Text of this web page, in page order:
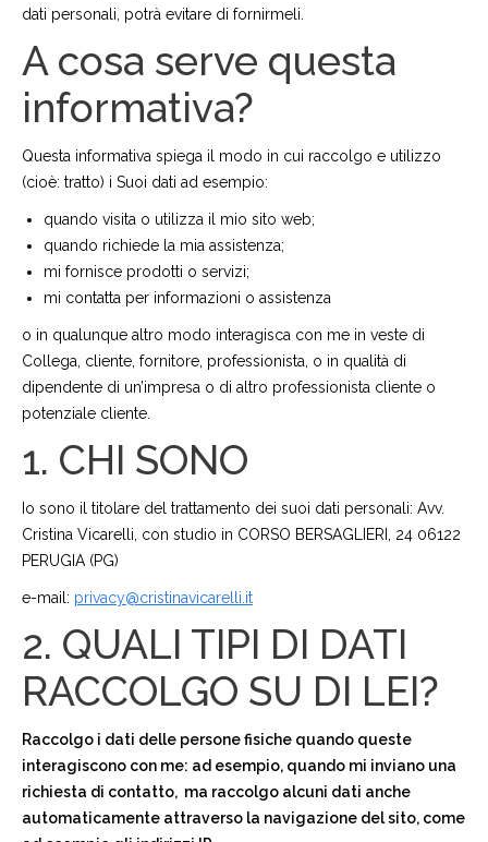
dati personali, potrà evitare di fornirmeli.
A cosa serve questa
informativa?
Questa informativa spiega il modo in cui raccolgo e utilizzo
(cioè: tratto) i Suoi dati ad esempio:
quando visita o utilizza il mio sito web;
quando richiede la mia assistenza;
mi fornisce prodotti o servizi;
mi contatta per informazioni o assistenza
o in qualunque altro modo interagisca con me in veste di
Collega, cliente, fornitore, professionista, o in qualità di
dipendente di un’impresa o di altro professionista cliente o
potenziale cliente.
1. CHI SONO
Io sono il titolare del trattamento dei suoi dati personali: Avv.
Cristina Vicarelli, con studio in CORSO BERSAGLIERI, 24 06122
PERUGIA (PG)
e-mail: privacy@cristinavicarelli.it
2. QUALI TIPI DI DATI
RACCOLGO SU DI LEI?
Raccolgo i dati delle persone fisiche quando queste
interagiscono con me: ad esempio, quando mi inviano una
richiesta di contatto, ma raccolgo alcuni dati anche
automaticamente attraverso la navigazione del sito, come